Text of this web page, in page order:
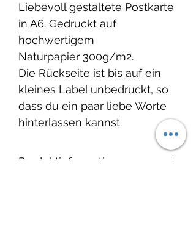
Liebevoll gestaltete Postkarte
in A6. Gedruckt auf
hochwertigem
Naturpapier 300g/m2.
Die Rückseite ist bis auf ein
kleines Label unbedruckt, so
dass du ein paar liebe Worte
hinterlassen kannst.
Produktinformation